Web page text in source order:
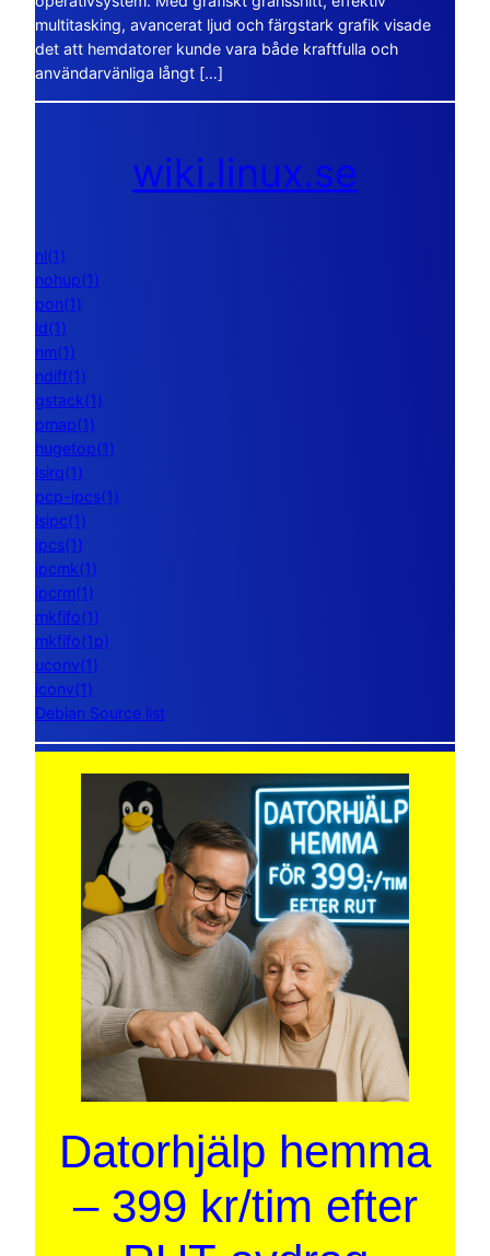
multitasking, avancerat ljud och färgstark grafik visade
det att hemdatorer kunde vara både kraftfulla och
användarvänliga långt […]
wiki.linux.se
nl(1)
nohup(1)
pon(1)
ld(1)
nm(1)
ndiff(1)
gstack(1)
pmap(1)
hugetop(1)
lsirq(1)
pcp-ipcs(1)
lsipc(1)
ipcs(1)
ipcmk(1)
ipcrm(1)
mkfifo(1)
mkfifo(1p)
uconv(1)
iconv(1)
Debian Source list
Datorhjälp hemma
– 399 kr/tim efter